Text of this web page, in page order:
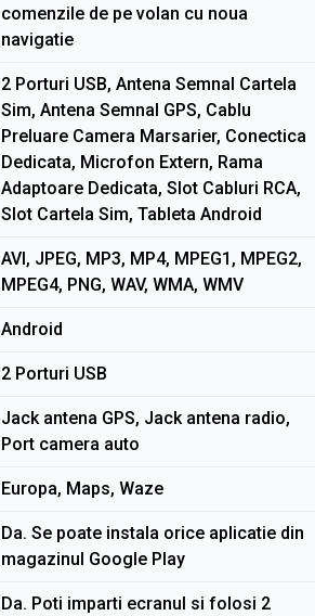
comenzile de pe volan cu noua
navigatie
2 Porturi USB, Antena Semnal Cartela
Sim, Antena Semnal GPS, Cablu
Preluare Camera Marsarier, Conectica
Dedicata, Microfon Extern, Rama
Adaptoare Dedicata, Slot Cabluri RCA,
Slot Cartela Sim, Tableta Android
AVI, JPEG, MP3, MP4, MPEG1, MPEG2,
MPEG4, PNG, WAV, WMA, WMV
Android
2 Porturi USB
Jack antena GPS, Jack antena radio,
Port camera auto
Europa, Maps, Waze
Da. Se poate instala orice aplicatie din
magazinul Google Play
Da. Poti imparti ecranul si folosi 2